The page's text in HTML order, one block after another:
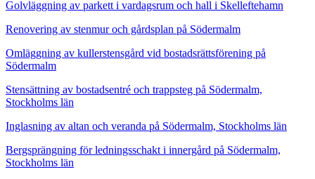
Golvläggning av parkett i vardagsrum och hall i Skelleftehamn
Renovering av stenmur och gårdsplan på Södermalm
Omläggning av kullerstensgård vid bostadsrättsförening på
Södermalm
Stensättning av bostadsentré och trappsteg på Södermalm,
Stockholms län
Inglasning av altan och veranda på Södermalm, Stockholms län
Bergsprängning för ledningsschakt i innergård på Södermalm,
Stockholms län